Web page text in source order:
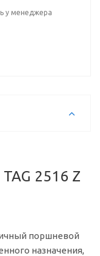
у менеджера
2516 Z
поршневой
назначения,